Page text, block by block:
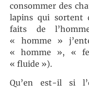
consommer des
lapins qui sortent
faits de
« homme »
« homme », «
« fluide »).
Qu’en est-il si